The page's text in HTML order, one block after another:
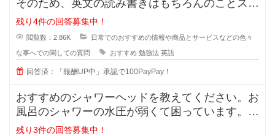
そのため、英文の読み書きはもちろんのことスピ
ーキング及びリスニングスキルが必
残り4件の回答募集中！
閲覧数：2.86K 日常でのおすすめの情報や商品とサービスなどの色々
な事へでの関しての質問 おすすめ 勉強法 英語
回答済：「報酬UP中」承認で100PayPay！
おすすめのシャワーヘッドを教えてください。お
風呂のシャワーの水圧が弱くて困っています。最
近ではミラブルやリファなど値段が
残り3件の回答募集中！